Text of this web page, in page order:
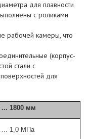
для плавности
с роликами
рабочей камеры, что
(корпус-
стали с
для
... 1800 мм
... 1,0 МПа